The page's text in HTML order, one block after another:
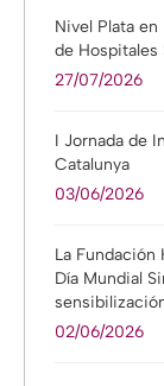
Nivel Plata
de Hospitales
27/07/2026
I Jornada de
Catalunya
03/06/2026
La Fundación
Día Mundial
02/06/2026